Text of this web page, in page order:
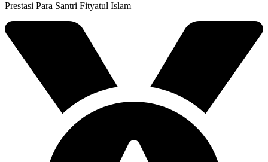
Prestasi Para Santri Fityatul Islam